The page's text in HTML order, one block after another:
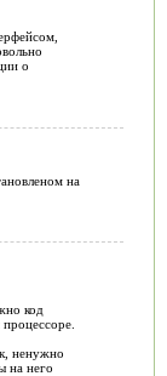
о
на
код
ненужно
на него